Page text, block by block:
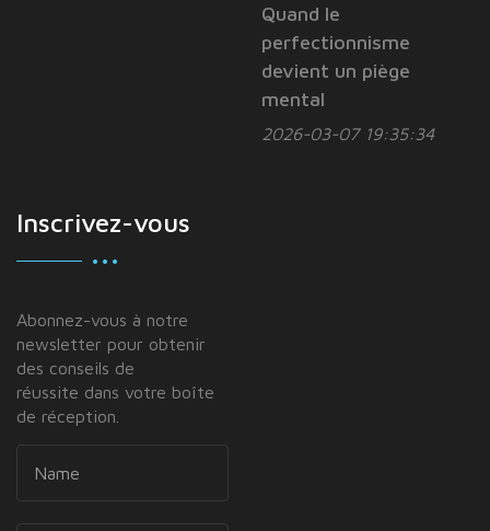
Quand le
perfectionnisme
devient un piège
mental
2026-03-07 19:35:34
Inscrivez-vous
Abonnez-vous à notre
newsletter pour obtenir
des conseils de
réussite dans votre boîte
de réception.